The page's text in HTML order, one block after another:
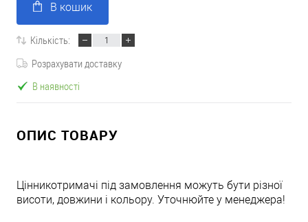
В кошик
Кількість:
Розрахувати доставку
В наявності
ОПИС ТОВАРУ
Цінникотримачі під замовлення можуть бути різної
висоти, довжини і кольору. Уточнюйте у менеджера!